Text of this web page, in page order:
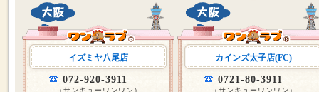
イズミヤ八尾店
072-920-3911
（サンキューワンワン）
カインズ太子店(FC)
0721-80-3911
（サンキューワンワン）